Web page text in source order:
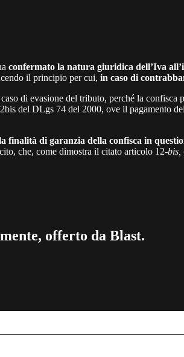
confermato la natura giuridica dell’Iva
il principio per cui, in caso di
di evasione del tributo, perché la
del DLgs 74 del 2000, ove il pagamento
finalità di garanzia della confisca in
che, come dimostra il citato articolo 12-bis,
offerto da Blast.